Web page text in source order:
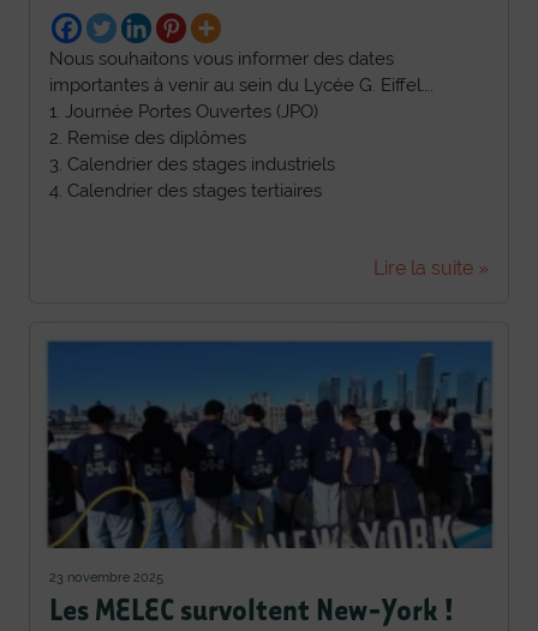
Nous souhaitons vous informer des dates
importantes à venir au sein du Lycée G. Eiffel….
1. Journée Portes Ouvertes (JPO)
2. Remise des diplômes
3. Calendrier des stages industriels
4. Calendrier des stages tertiaires
Lire la suite »
23 novembre 2025
Les MELEC survoltent New-York !